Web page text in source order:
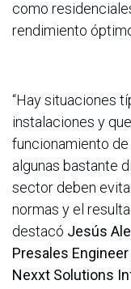
como
rendimiento
“Hay situaciones
instalaciones y
funcionamiento
algunas bastante
sector deben
normas y el
destacó Jesús
Presales
Nexxt Solutions